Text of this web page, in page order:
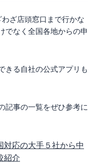
ざ店頭窓口まで行かな
でなく全国各地からの申
きる自社の公式アプリも
記事の一覧をぜひ参考に
対応の大手５社から中
紹介